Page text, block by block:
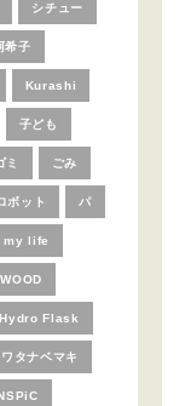
シチュー
希子
Kurashi
子ども
ミ ごみ
ボット パ
life
Hydro Flask
ワタナベマキ